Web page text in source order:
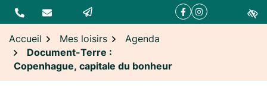
Aller
à
navigation
Aller
au
contenu
Aller
au
pied
page
Facebook
(ouverture dans un
Instagram
(ouverture dans
Accueil Mes loisirs
Agenda
Document-Terre :
Copenhague, capitale du bonheur